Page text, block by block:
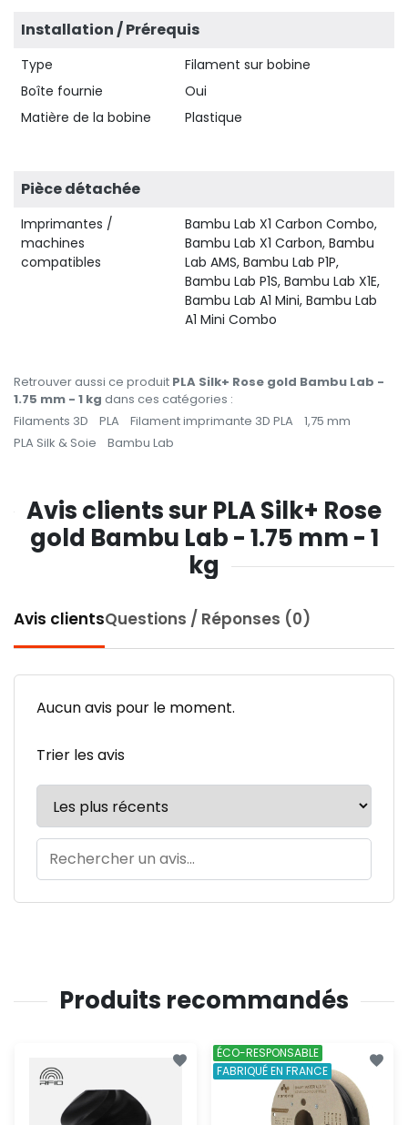
Installation / Prérequis
Type
Filament sur bobine
Boîte fournie
Oui
Matière de la bobine
Plastique
Pièce détachée
Imprimantes /
machines
compatibles
Bambu Lab X1 Carbon Combo,
Bambu Lab X1 Carbon, Bambu
Lab AMS, Bambu Lab P1P,
Bambu Lab P1S, Bambu Lab X1E,
Bambu Lab A1 Mini, Bambu Lab
A1 Mini Combo
Retrouver aussi ce produit PLA Silk+ Rose gold Bambu Lab -
1.75 mm - 1 kg dans ces catégories :
Filaments 3D
PLA Filament imprimante 3D PLA
1,75 mm
PLA Silk & Soie
Bambu Lab
Avis clients sur PLA Silk+ Rose
gold Bambu Lab - 1.75 mm - 1
kg
Avis clientsQuestions / Réponses (0)
Aucun avis pour le moment.
Trier les avis
Produits recommandés
ÉCO-RESPONSABLE
FABRIQUÉ EN FRANCE